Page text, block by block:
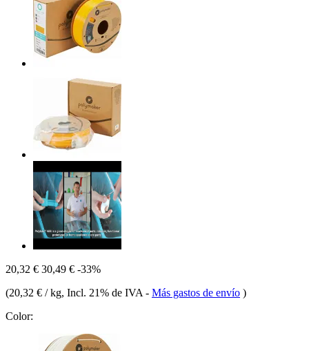
20,32 € 30,49 € -33%
(20,32 € / kg, Incl. 21% de IVA - Más gastos de envío )
Color: